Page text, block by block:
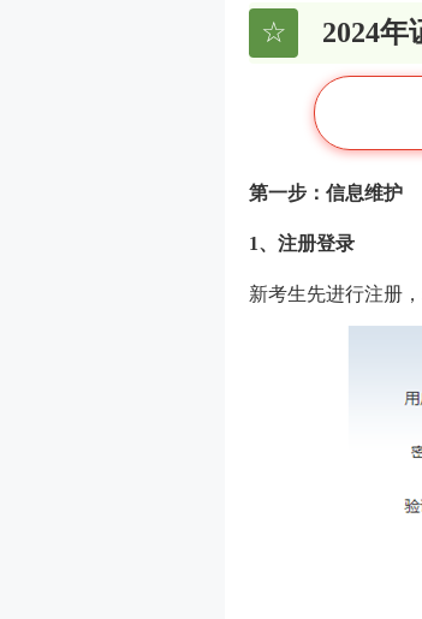
☆ 2024年
第一步：信息维护
1、注册登录
新考生先进行注册